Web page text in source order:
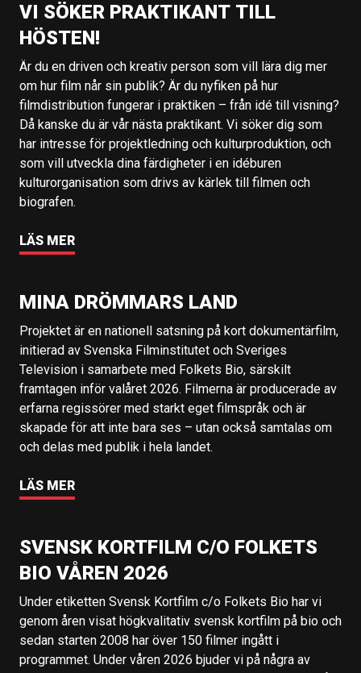
VI SÖKER PRAKTIKANT TILL
HÖSTEN!
Är du en driven och kreativ person som vill lära dig mer
om hur film når sin publik? Är du nyfiken på hur
filmdistribution fungerar i praktiken – från idé till visning?
Då kanske du är vår nästa praktikant. Vi söker dig som
har intresse för projektledning och kulturproduktion, och
som vill utveckla dina färdigheter i en idéburen
kulturorganisation som drivs av kärlek till filmen och
biografen.
LÄS MER
MINA DRÖMMARS LAND
Projektet är en nationell satsning på kort dokumentärfilm,
initierad av Svenska Filminstitutet och Sveriges
Television i samarbete med Folkets Bio, särskilt
framtagen inför valåret 2026. Filmerna är producerade av
erfarna regissörer med starkt eget filmspråk och är
skapade för att inte bara ses – utan också samtalas om
och delas med publik i hela landet.
LÄS MER
SVENSK KORTFILM C/O FOLKETS
BIO VÅREN 2026
Under etiketten Svensk Kortfilm c/o Folkets Bio har vi
genom åren visat högkvalitativ svensk kortfilm på bio och
sedan starten 2008 har över 150 filmer ingått i
programmet. Under våren 2026 bjuder vi på några av